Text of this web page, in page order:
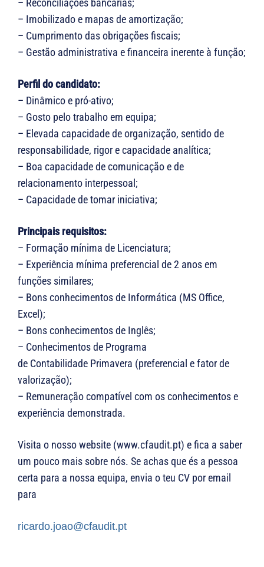
– Reconciliações bancárias;
– Imobilizado e mapas de amortização;
– Cumprimento das obrigações fiscais;
– Gestão administrativa e financeira inerente à função;
Perfil do candidato:
– Dinâmico e pró-ativo;
– Gosto pelo trabalho em equipa;
– Elevada capacidade de organização, sentido de
responsabilidade, rigor e capacidade analítica;
– Boa capacidade de comunicação e de
relacionamento interpessoal;
– Capacidade de tomar iniciativa;
Principais requisitos:
– Formação mínima de Licenciatura;
– Experiência mínima preferencial de 2 anos em
funções similares;
– Bons conhecimentos de Informática (MS Office,
Excel);
– Bons conhecimentos de Inglês;
– Conhecimentos de Programa
de Contabilidade Primavera (preferencial e fator de
valorização);
– Remuneração compatível com os conhecimentos e
experiência demonstrada.
Visita o nosso website (www.cfaudit.pt) e fica a saber
um pouco mais sobre nós. Se achas que és a pessoa
certa para a nossa equipa, envia o teu CV por email
para
ricardo.joao@cfaudit.pt